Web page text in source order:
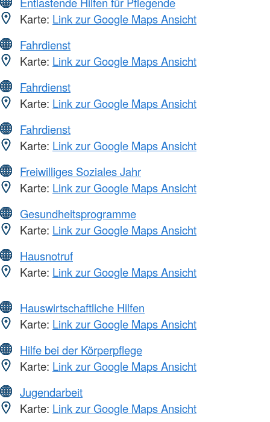
Karte: Link zur Google Maps Ansicht
Fahrdienst
Karte: Link zur Google Maps Ansicht
Fahrdienst
Karte: Link zur Google Maps Ansicht
Fahrdienst
Karte: Link zur Google Maps Ansicht
Freiwilliges Soziales Jahr
Karte: Link zur Google Maps Ansicht
Gesundheitsprogramme
Karte: Link zur Google Maps Ansicht
Hausnotruf
Karte: Link zur Google Maps Ansicht
Hauswirtschaftliche Hilfen
Karte: Link zur Google Maps Ansicht
Hilfe bei der Körperpflege
Karte: Link zur Google Maps Ansicht
Jugendarbeit
Karte: Link zur Google Maps Ansicht